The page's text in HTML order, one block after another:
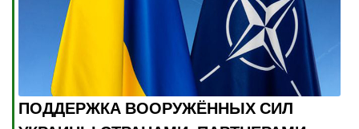
ПОДДЕРЖКА ВООРУЖЁННЫХ СИЛ